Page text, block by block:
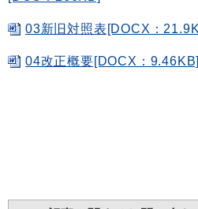
03新旧対照表[DOCX：
04改正概要[DOCX：9.46KB]